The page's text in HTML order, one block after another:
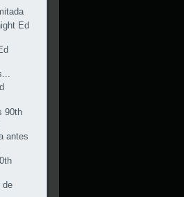
Ed
90th
antes
de